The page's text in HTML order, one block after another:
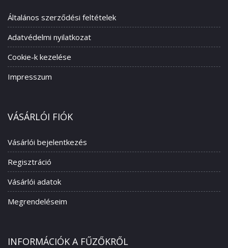
Általános szerződési feltételek
Adatvédelmi nyilatkozat
Cookie-k kezelése
Impresszum
VÁSÁRLÓI FIÓK
Vásárlói bejelentkezés
Regisztráció
Vásárlói adatok
Megrendeléseim
INFORMÁCIÓK A FŰZŐKRŐL